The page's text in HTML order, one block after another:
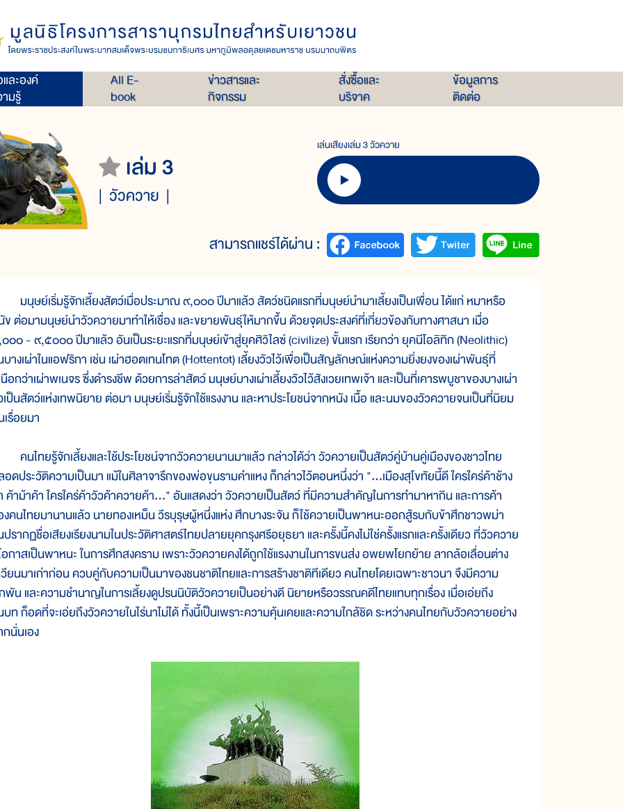
ละองค์
มรู้
All E-
book
ข่าวสารและ
กิจกรรม
สั่งซื้อและ
บริจาค
ข้อมูลการ
ติดต่อ
เล่ม 3
วัวควาย
เล่นเสียงเล่ม 3 วัวควาย
สามารถแชร์ได้ผ่าน :
ษย์เริ่มรู้จักเลี้ยงสัตว์เมื่อประมาณ ๙,๐๐๐ ปีมาแล้ว สัตว์ชนิดแรกที่มนุษย์นำมาเลี้ยงเป็นเพื่อน ได้แก่ หมาหรือ
ต่อมามนุษย์นำวัวควายมาทำให้เชื่อง และขยายพันธุ์ให้มากขึ้น ด้วยจุดประสงค์ที่เกี่ยวข้องกับทางศาสนา เมื่อ
๐๐ - ๙,๕๐๐๐ ปีมาแล้ว อันเป็นระยะแรกที่มนุษย์เข้าสู่ยุคศิวิไลซ์ (civilize) ขั้นแรก เรียกว่า ยุคนีโอลิทิก (Neolithic)
างเผ่าในแอฟริกา เช่น เผ่าฮอตเทนโทต (Hottentot) เลี้ยงวัวไว้เพื่อเป็นสัญลักษณ์แห่งความยิ่งยงของเผ่าพันธุ์ที่
อกว่าเผ่าพเนจร ซึ่งดำรงชีพ ด้วยการล่าสัตว์ มนุษย์บางเผ่าเลี้ยงวัวไว้สังเวยเทพเจ้า และเป็นที่เคารพบูชาของบางเผ่า
ป็นสัตว์แห่งเทพนิยาย ต่อมา มนุษย์เริ่มรู้จักใช้แรงงาน และหาประโยชน์จากหนัง เนื้อ และนมของวัวควายจนเป็นที่นิยม
รื่อยมา
ไทยรู้จักเลี้ยงและใช้ประโยชน์จากวัวควายนานมาแล้ว กล่าวได้ว่า วัวควายเป็นสัตว์คู่บ้านคู่เมืองของชาวไทย
ดประวัติความเป็นมา แม้ในศิลาจารึกของพ่อขุนรามคำแหง ก็กล่าวไว้ตอนหนึ่งว่า "...เมืองสุโขทัยนี้ดี ใครใคร่ค้าช้าง
ค้าม้าค้า ใครใคร่ค้าวัวค้าควายค้า..." อันแสดงว่า วัวควายเป็นสัตว์ ที่มีความสำคัญในการทำมาหากิน และการค้า
คนไทยมานานแล้ว นายทองเหม็น วีรบุรุษผู้หนึ่งแห่ง ศึกบางระจัน ก็ใช้ควายเป็นพาหนะออกสู้รบกับข้าศึกชาวพม่า
รากฏชื่อเสียงเรียงนามในประวัติศาสตร์ไทยปลายยุคกรุงศรีอยุธยา และครั้งนี้คงไม่ใช่ครั้งแรกและครั้งเดียว ที่วัวควาย
กาสเป็นพาหนะ ในการศึกสงคราม เพราะวัวควายคงได้ถูกใช้แรงงานในการขนส่ง อพยพโยกย้าย ลากล้อเลื่อนต่าง
ยนมาเก่าก่อน ควบคู่กับความเป็นมาของชนชาติไทยและการสร้างชาติทีเดียว คนไทยโดยเฉพาะชาวนา จึงมีความ
น และความชำนาญในการเลี้ยงดูปรนนิบัติวัวควายเป็นอย่างดี นิยายหรือวรรณคดีไทยแทบทุกเรื่อง เมื่อเอ่ยถึง
ท ก็อดที่จะเอ่ยถึงวัวควายในไร่นาไม่ได้ ทั้งนี้เป็นเพราะความคุ้นเคยและความใกล้ชิด ระหว่างคนไทยกับวัวควายอย่าง
นั่นเอง